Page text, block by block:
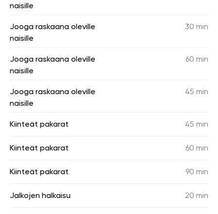
naisille
Jooga raskaana oleville
naisille
30 min
Jooga raskaana oleville
naisille
60 min
Jooga raskaana oleville
naisille
45 min
Kiinteät pakarat 45 min
Kiinteät pakarat 60 min
Kiinteät pakarat 90 min
Jalkojen halkaisu 20 min